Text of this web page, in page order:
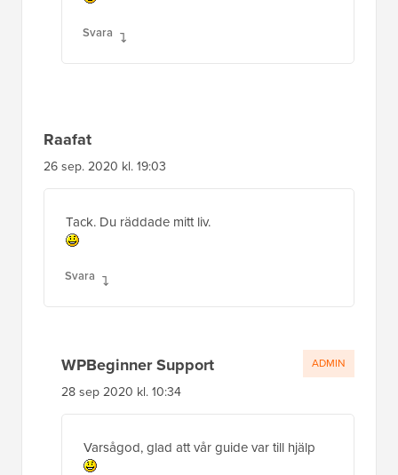
Svara
Raafat
26 sep. 2020 kl. 19:03
Tack. Du räddade mitt liv.
Svara
WPBeginner Support
28 sep 2020 kl. 10:34
Varsågod, glad att vår guide var till hjälp
ADMIN